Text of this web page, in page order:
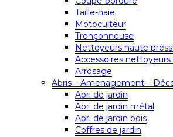
Taille-haie
Motoculteur
Tronçonneuse
Nettoyeurs haute
Accessoires
Arrosage
Abris – Amenagement –
Abri de jardin
Abri de jardin métal
Abri de jardin bois
Coffres de jardin